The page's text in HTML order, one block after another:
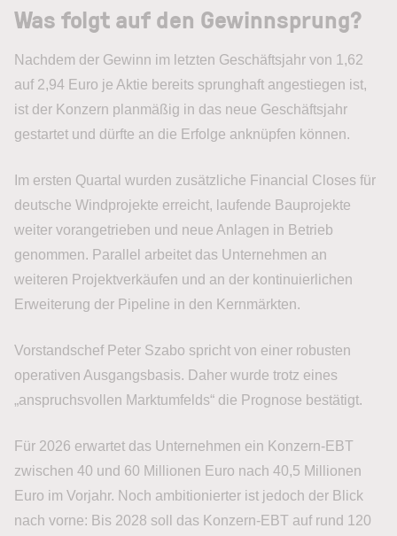
Was folgt auf den Gewinnsprung?
Nachdem der Gewinn im letzten Geschäftsjahr von 1,62
auf 2,94 Euro je Aktie bereits sprunghaft angestiegen ist,
ist der Konzern planmäßig in das neue Geschäftsjahr
gestartet und dürfte an die Erfolge anknüpfen können.
Im ersten Quartal wurden zusätzliche Financial Closes für
deutsche Windprojekte erreicht, laufende Bauprojekte
weiter vorangetrieben und neue Anlagen in Betrieb
genommen. Parallel arbeitet das Unternehmen an
weiteren Projektverkäufen und an der kontinuierlichen
Erweiterung der Pipeline in den Kernmärkten.
Vorstandschef Peter Szabo spricht von einer robusten
operativen Ausgangsbasis. Daher wurde trotz eines
„anspruchsvollen Marktumfelds“ die Prognose bestätigt.
Für 2026 erwartet das Unternehmen ein Konzern-EBT
zwischen 40 und 60 Millionen Euro nach 40,5 Millionen
Euro im Vorjahr. Noch ambitionierter ist jedoch der Blick
nach vorne: Bis 2028 soll das Konzern-EBT auf rund 120